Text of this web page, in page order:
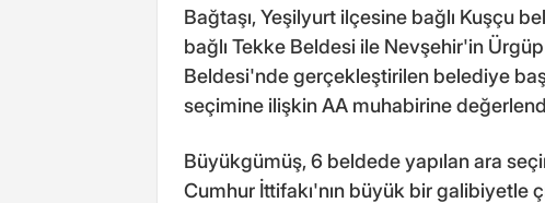
Bağtaşı, Yeşilyurt ilçesine bağlı Kuşçu
bağlı Tekke Beldesi ile Nevşehir'in
Beldesi'nde gerçekleştirilen belediye
seçimine ilişkin AA muhabirine
Büyükgümüş, 6 beldede yapılan ara
Cumhur İttifakı'nın büyük bir galibiyetle